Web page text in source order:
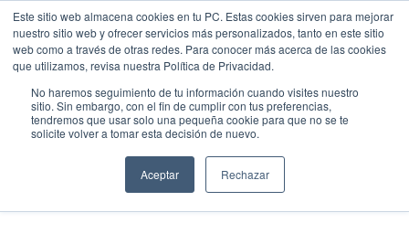
Este sitio web almacena cookies en tu PC. Estas cookies sirven para mejorar
nuestro sitio web y ofrecer servicios más personalizados, tanto en este sitio
web como a través de otras redes. Para conocer más acerca de las cookies
que utilizamos, revisa nuestra Política de Privacidad.
No haremos seguimiento de tu información cuando visites nuestro
sitio. Sin embargo, con el fin de cumplir con tus preferencias,
tendremos que usar solo una pequeña cookie para que no se te
solicite volver a tomar esta decisión de nuevo.
Aceptar Rechazar
Productos
Automatiza tu negocio
Blog Tendencias